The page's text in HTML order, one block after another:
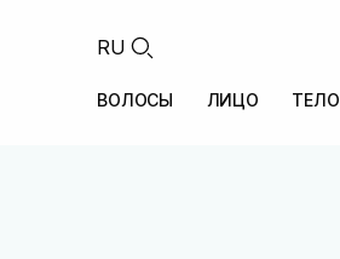
RU
ВОЛОСЫ ЛИЦО ТЕЛО